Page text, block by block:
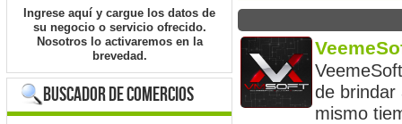
Ingrese aquí y cargue los datos de
su negocio o servicio ofrecido.
Nosotros lo activaremos en la
brevedad.
buscador de comercios
de brindar
mismo